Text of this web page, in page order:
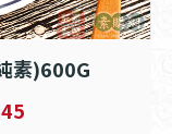
素)600G